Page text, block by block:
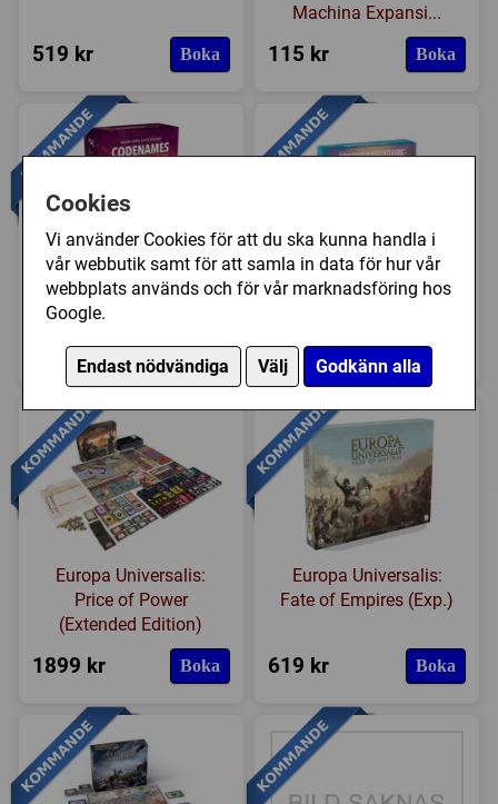
Cookies
Vi använder Cookies för att du ska kunna handla i
vår webbutik samt för att samla in data för hur vår
webbplats används och för vår marknadsföring hos
Google.
Endast nödvändiga Välj Godkänn alla
519 kr Boka
Machina Expansi...
115 kr Boka
Codenames: Critical
Role Adventures
235 kr Boka
Lost in Adventure: The
195 kr Boka
Europa Universalis:
Price of Power
(Extended Edition)
1899 kr Boka
Europa Universalis:
Fate of Empires (Exp.)
619 kr Boka